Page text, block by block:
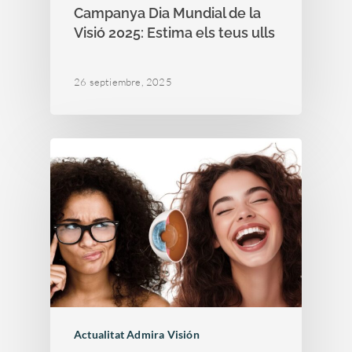
Campanya Dia Mundial de la
Visió 2025: Estima els teus ulls
26 septiembre, 2025
Actualitat Admira Visión